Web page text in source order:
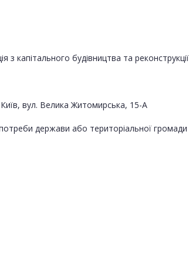
з капітального будівництва та
вул. Велика Житомирська, 15-А
держави або територіальної громади